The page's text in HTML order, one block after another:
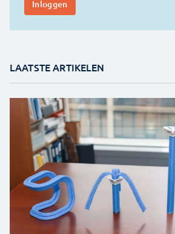
LAATSTE ARTIKELEN